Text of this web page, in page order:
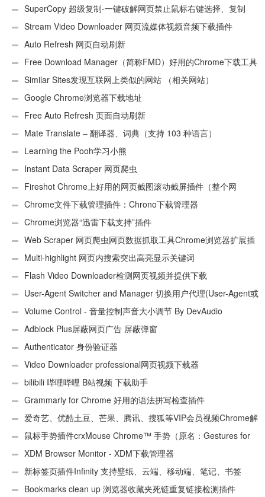
SuperCopy 超级复制-一键破解网页禁止鼠标右键选择、复制
Stream Video Downloader 网页流媒体视频音频下载插件
Auto Refresh 网页自动刷新
Free Download Manager（简称FMD）好用的Chrome下载工具
插件Similar Sites发现互联网上类似的网站 （相关网站）
Google Chrome浏览器下载地址
Free Auto Refresh 页面自动刷新
Mate Translate – 翻译器、词典（支持 103 种语言）
Learning the Pooh学习小熊
Instant Data Scraper 网页爬虫
Fireshot Chrome上好用的网页截图滚动截屏插件（整个网
页）Chrome文件下载管理插件：Chrono下载管理器
Chrome浏览器“迅雷下载支持”插件
Web Scraper 网页爬虫网页数据抓取工具Chrome浏览器扩展插
件 Multi-highlight 网页内搜索突出高亮显示关键词
Flash Video Downloader检测网页视频并提供下载
User-Agent Switcher and Manager 切换用户代理(User-Agent或
UA)Volume Control - 音量控制声音大小调节 By DevAudio
Adblock Plus屏蔽网页广告 屏蔽弹窗
Authenticator 身份验证器
Video Downloader professional网页视频下载器
bilibili 哔哩哔哩 B站视频 下载助手
Grammarly for Chrome 好用的语法拼写检查插件
爱奇艺、优酷土豆、芒果、腾讯、搜狐等VIP会员视频Chrome解
析工具鼠标手势插件crxMouse Chrome™ 手势（原名：Gestures for
Chrome(TM)汉化版）
XDM Browser Monitor - XDM下载管理器
新标签页插件Infinity 支持壁纸、云端、移动端、笔记、书签
Bookmarks clean up 浏览器收藏夹死链重复链接检测插件